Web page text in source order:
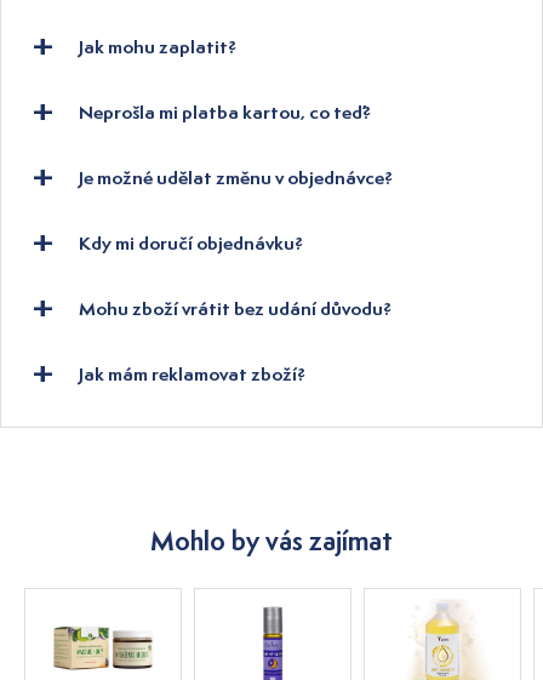
Jak mohu zaplatit?
Neprošla mi platba kartou, co teď?
Je možné udělat změnu v objednávce?
Kdy mi doručí objednávku?
Mohu zboží vrátit bez udání důvodu?
Jak mám reklamovat zboží?
Mohlo by vás zajímat